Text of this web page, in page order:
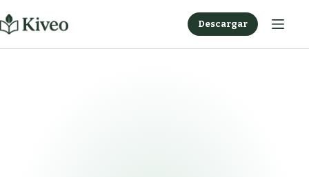
al
contenido
Descargar